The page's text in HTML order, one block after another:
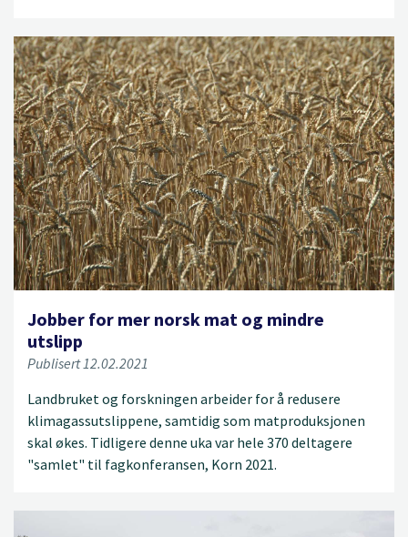
Jobber for mer norsk mat og mindre
utslipp
Publisert 12.02.2021
Landbruket og forskningen arbeider for å redusere
klimagassutslippene, samtidig som matproduksjonen
skal økes. Tidligere denne uka var hele 370 deltagere
"samlet" til fagkonferansen, Korn 2021.